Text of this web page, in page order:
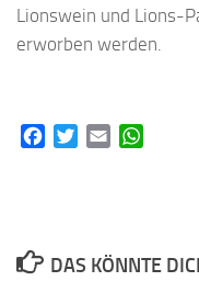
Lionswein und Lions-
erworben werden.
FacebookTwitterEmail
DAS KÖNNTE